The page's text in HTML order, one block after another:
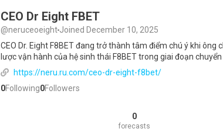
CEO Dr Eight FBET
@neruceoeight Joined December 10, 2025
CEO Dr. Eight F8BET đang trở thành tâm điểm chú ý khi ông
lược vận hành của hệ sinh thái F8BET trong giai đoạn
https://neru.ru.com/ceo-dr-eight-f8bet/
0Following0Followers
0
forecasts